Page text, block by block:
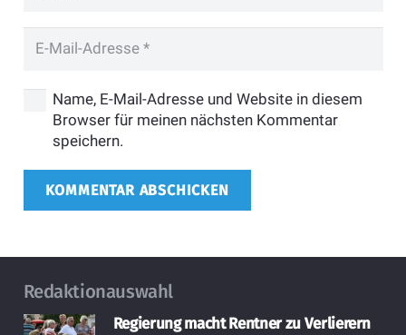
Name, E-Mail-Adresse und Website in diesem
Browser für meinen nächsten Kommentar
speichern.
KOMMENTAR ABSCHICKEN
Redaktionauswahl
Regierung macht Rentner zu Verlierern